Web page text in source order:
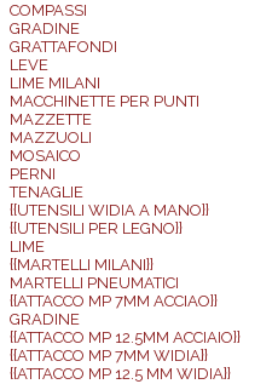
COMPASSI
GRADINE
GRATTAFONDI
LEVE
LIME MILANI
MACCHINETTE PER PUNTI
MAZZETTE
MAZZUOLI
MOSAICO
PERNI
TENAGLIE
{{UTENSILI WIDIA A MANO}}
{{UTENSILI PER LEGNO}}
LIME
{{MARTELLI MILANI}}
MARTELLI PNEUMATICI
{{ATTACCO MP 7MM ACCIAO}}
GRADINE
{{ATTACCO MP 12.5MM ACCIAIO}}
{{ATTACCO MP 7MM WIDIA}}
{{ATTACCO MP 12.5 MM WIDIA}}